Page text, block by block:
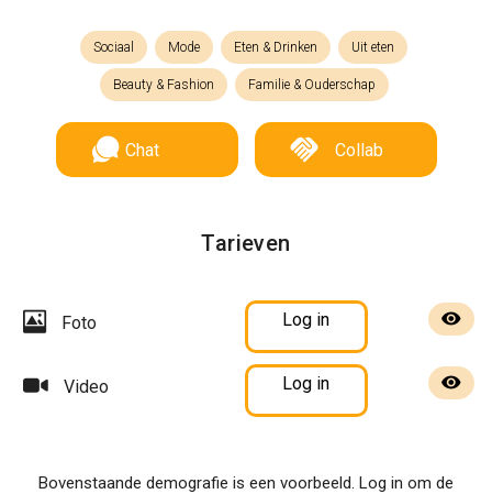
Sociaal Mode Eten & Drinken Uit eten
Beauty & Fashion Familie & Ouderschap
Chat Collab
Tarieven
Foto Log in
Video Log in
Bovenstaande demografie is een voorbeeld. Log in om de